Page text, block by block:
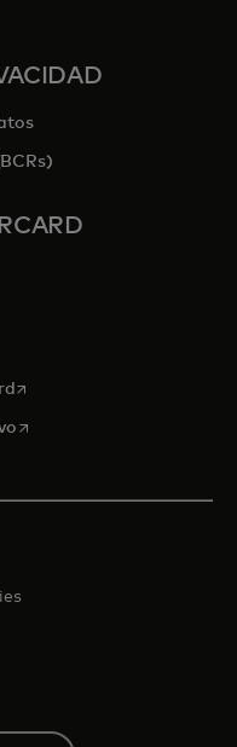
una pestaña nueva
nueva
pestaña nueva
en una pestaña nueva
se abre en una pestaña
se abre en una pestaña